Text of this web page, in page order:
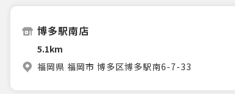
博多駅南店
5.1km
福岡県 福岡市 博多区博多駅南6-7-33